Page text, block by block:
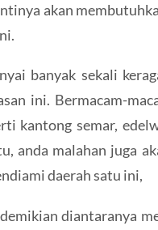
akan
banyak sekali
ini. Bermacam-
kantong semar,
anda malahan juga
daerah satu ini,
diantaranya